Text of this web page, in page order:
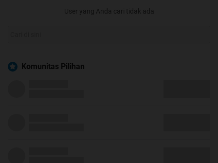
User yang Anda cari tidak ada
Komunitas Pilihan